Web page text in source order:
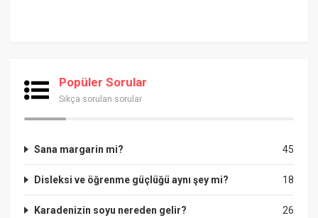
Popüler Sorular
Sıkça sorulan sorular
45
Sana margarin mi?
18
Disleksi ve öğrenme güçlüğü aynı şey mi?
26
Karadenizin soyu nereden gelir?